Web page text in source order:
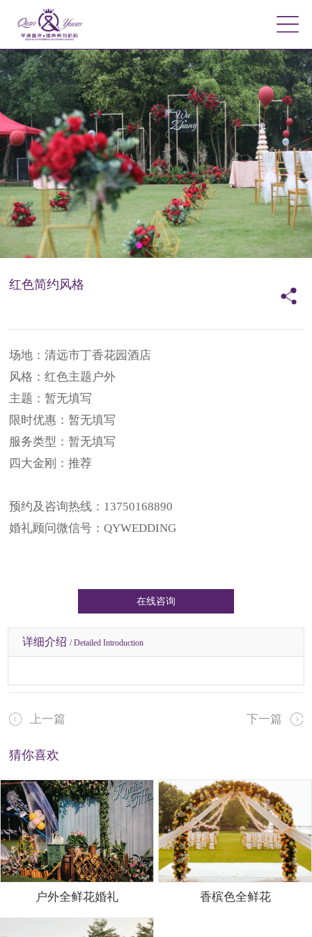
红色简约风格
场地：清远市丁香花园酒店
风格：红色主题户外
主题：暂无填写
限时优惠：暂无填写
服务类型：暂无填写
四大金刚：推荐
预约及咨询热线：13750168890
婚礼顾问微信号：QYWEDDING
在线咨询
详细介绍/ Detailed Introduction
上一篇 下一篇
猜你喜欢
户外全鲜花婚礼 香槟色全鲜花